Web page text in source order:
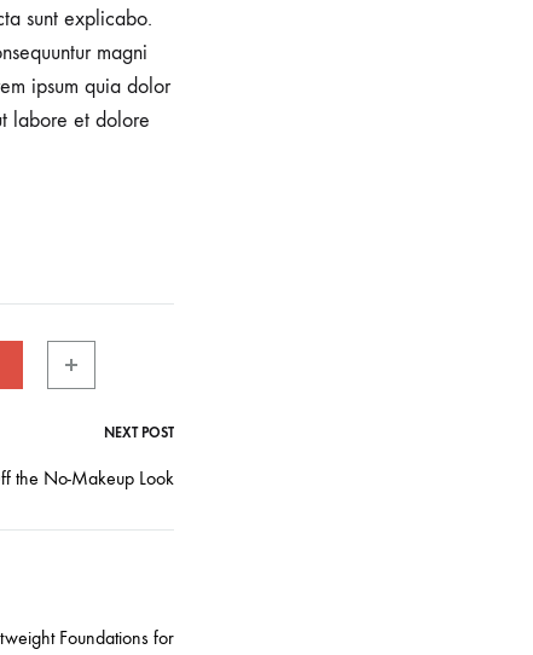
sunt explicabo.
magni
ipsum quia dolor
labore et dolore
NEXT POST
the No-Makeup Look
Foundations for